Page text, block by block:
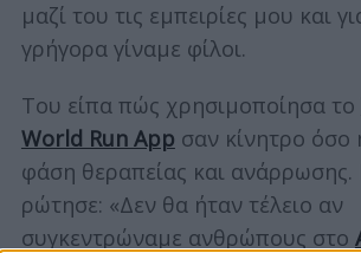
μαζί του τις εμπειρίες μου και
γρήγορα γίναμε φίλοι.
Του είπα πώς χρησιμοποίησα το
World Run App σαν κίνητρο όσο
φάση θεραπείας και
ρώτησε: «Δεν θα ήταν τέλειο αν
συγκεντρώναμε ανθρώπους στο
h
f
: